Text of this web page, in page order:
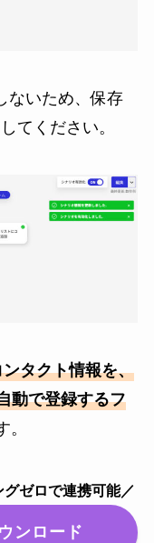
ないため、保存
てください。
タクト情報を、
動で登録するフ
ゼロで連携可能／
ンロード